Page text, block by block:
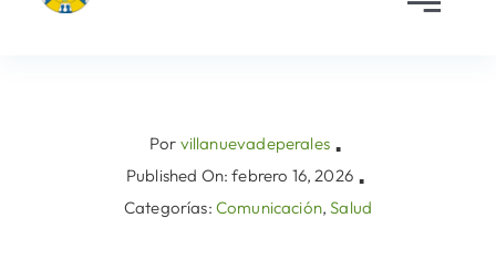
AyuntamientoPor villanuevadeperales ▪
Published On: febrero 16, 2026 ▪
Categorías: Comunicación,Salud